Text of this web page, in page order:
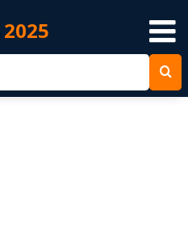
2025